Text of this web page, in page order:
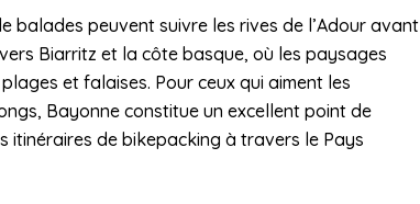
balades peuvent suivre les rives de l’Adour avant
Biarritz et la côte basque, où les paysages
et falaises. Pour ceux qui aiment les
Bayonne constitue un excellent point de
itinéraires de bikepacking à travers le Pays